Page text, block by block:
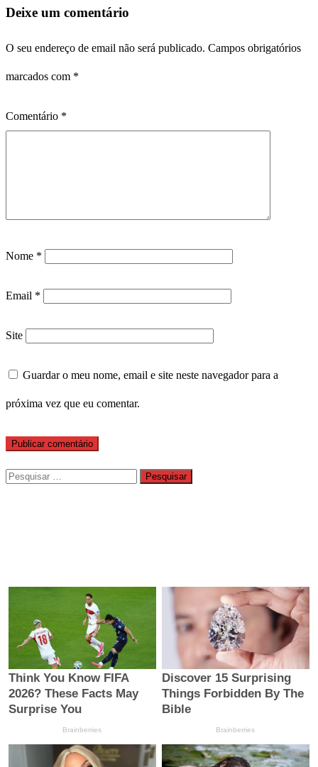
Deixe um comentário
O seu endereço de email não será publicado. Campos obrigatórios
marcados com *
Comentário *
Nome *
Email *
Site
Guardar o meu nome, email e site neste navegador para a
próxima vez que eu comentar.
Pesquisar
por: